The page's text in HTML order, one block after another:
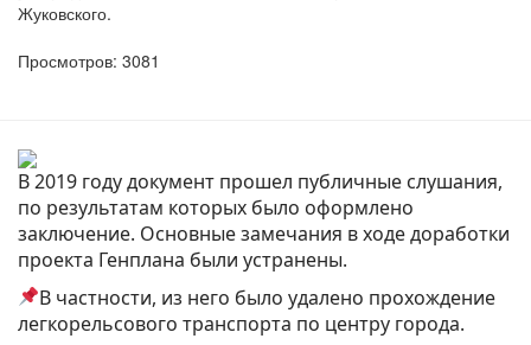
Жуковского.
Просмотров: 3081
В 2019 году документ прошел публичные слушания,
по результатам которых было оформлено
заключение. Основные замечания в ходе доработки
проекта Генплана были устранены.
В частности, из него было удалено прохождение
легкорельсового транспорта по центру города.